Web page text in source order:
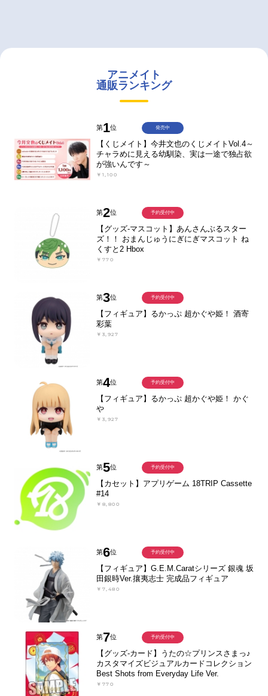
アニメイト
通販ランキング
第1位
【くじメイト】今井文也のくじメイトVol.4～
チャラめに見える幼馴染、実は一途で独占欲
が強いんです～
￥1,100
発売中
第2位
【グッズ-マスコット】あんさんぶるスター
ズ！！ おまんじゅうにぎにぎマスコット ね
くすと2 Hbox
￥770
予約受付中
第3位
【フィギュア】るかっぷ 超かぐや姫！ 酒寄
彩葉
￥3,927
予約受付中
第4位
【フィギュア】るかっぷ 超かぐや姫！ かぐ
や
￥3,927
予約受付中
第5位
【カセット】アプリゲーム 18TRIP Cassette
#14
￥8,800
予約受付中
第6位
【フィギュア】G.E.M.Caratシリーズ 銀魂 坂
田銀時Ver.攘夷志士 完成品フィギュア
￥7,480
予約受付中
第7位
【グッズ-カード】うたの☆プリンスさまっ♪
カスタマイズビジュアルカードコレクション
Best Shots from Everyday Life Ver.
￥770
予約受付中